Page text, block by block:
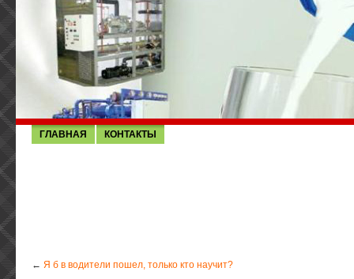
ГЛАВНАЯ КОНТАКТЫ
← Я б в водители пошел, только кто научит?